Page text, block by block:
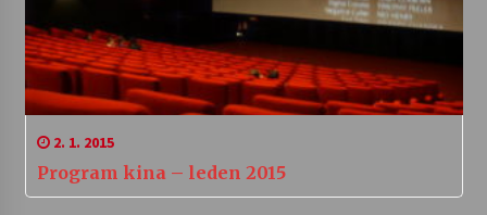
2. 1. 2015
Program kina – leden 2015